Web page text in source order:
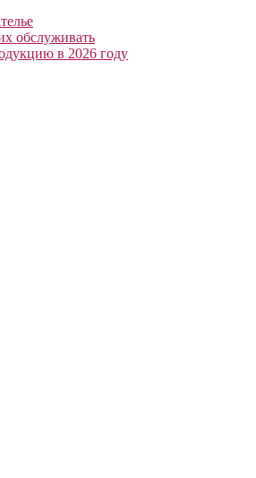
обслуживать
в 2026 году